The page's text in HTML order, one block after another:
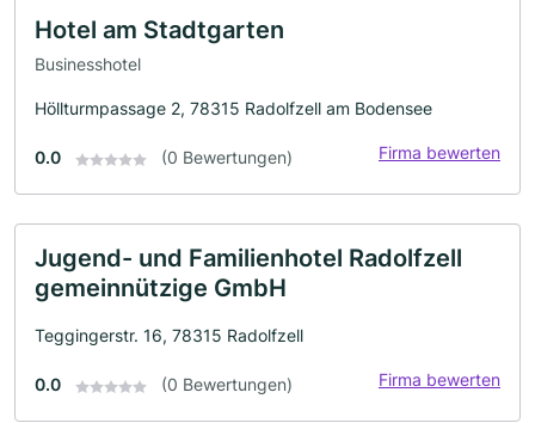
Hotel am Stadtgarten
Businesshotel
Höllturmpassage 2, 78315 Radolfzell am Bodensee
0.0 (0 Bewertungen) Firma bewerten
Jugend- und Familienhotel Radolfzell
gemeinnützige GmbH
Teggingerstr. 16, 78315 Radolfzell
0.0 (0 Bewertungen) Firma bewerten